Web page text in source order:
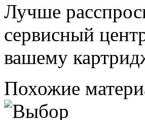
Лучше
сервисный
вашему
Похожие